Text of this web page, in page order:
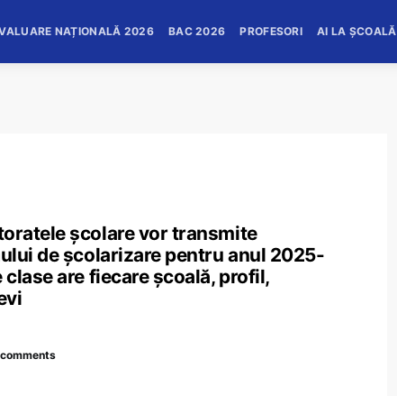
NAȚIONALĂ 2026 BAC 2026 PROFESORI AI LA ȘCOALĂ
școlare vor transmite
de școlarizare pentru anul 2025-
are fiecare școală, profil,